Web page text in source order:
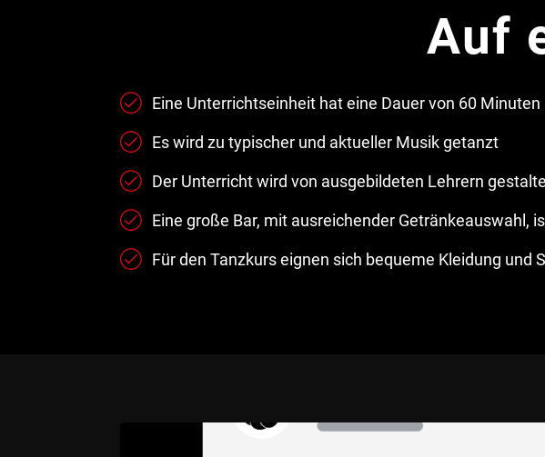
Auf
Eine Unterrichtseinheit hat eine Dauer von 60 Minuten
Es wird zu typischer und aktueller Musik getanzt
Der Unterricht wird von ausgebildeten Lehrern
Eine große Bar, mit ausreichender Getränkeauswahl,
Für den Tanzkurs eignen sich bequeme Kleidung